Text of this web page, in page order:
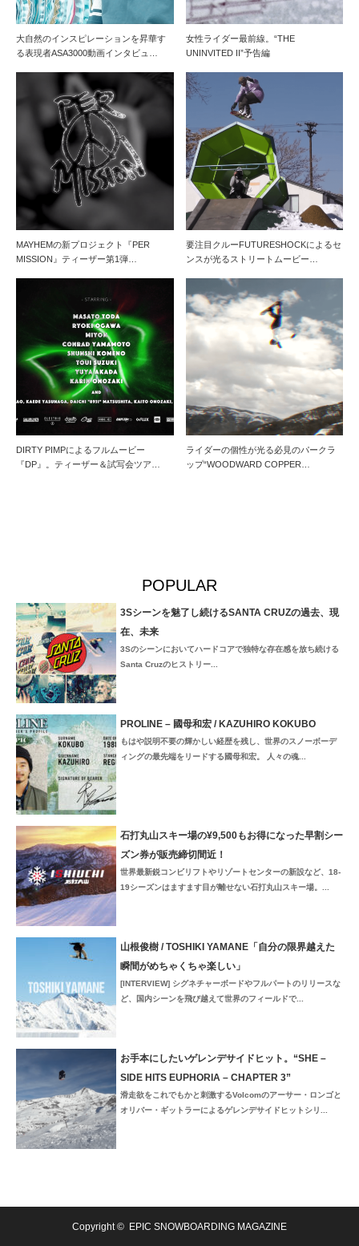
大自然のインスピレーションを昇華す
る表現者ASA3000動画インタビュ…
女性ライダー最前線。“THE
UNINVITED II”予告編
MAYHEMの新プロジェクト『PER
MISSION』ティーザー第1弾…
要注目クルーFUTURESHOCKによるセ
ンスが光るストリートムービー…
DIRTY PIMPによるフルムービー
『DP』。ティーザー＆試写会ツア…
ライダーの個性が光る必見のパークラ
ップ“WOODWARD COPPER…
POPULAR
3Sシーンを魅了し続けるSANTA CRUZの過去、現
在、未来
3Sのシーンにおいてハードコアで独特な存在感を放ち続ける
Santa Cruzのヒストリー...
PROLINE – 國母和宏 / KAZUHIRO KOKUBO
もはや説明不要の輝かしい経歴を残し、世界のスノーボーデ
ィングの最先端をリードする國母和宏。 人々の魂...
石打丸山スキー場の¥9,500もお得になった早割シー
ズン券が販売締切間近！
世界最新鋭コンビリフトやリゾートセンターの新設など、18-
19シーズンはますます目が離せない石打丸山スキー場。...
山根俊樹 / TOSHIKI YAMANE「自分の限界越えた
瞬間がめちゃくちゃ楽しい」
[INTERVIEW] シグネチャーボードやフルパートのリリースな
ど、国内シーンを飛び越えて世界のフィールドで...
お手本にしたいゲレンデサイドヒット。“SHE –
SIDE HITS EUPHORIA – CHAPTER 3”
滑走欲をこれでもかと刺激するVolcomのアーサー・ロンゴと
オリバー・ギットラーによるゲレンデサイドヒットシリ...
Copyright © EPIC SNOWBOARDING MAGAZINE